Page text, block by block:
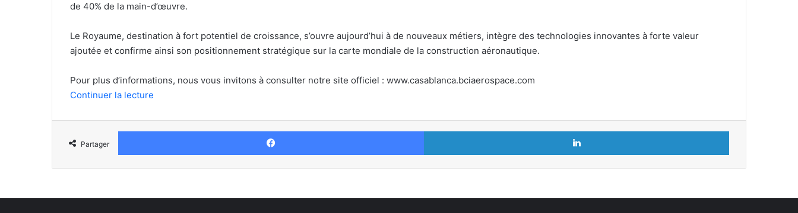
de 40% de la main-d’œuvre.
Le Royaume, destination à fort potentiel de croissance, s’ouvre aujourd’hui à de nouveaux métiers, intègre des technologies innovantes à forte valeur
ajoutée et confirme ainsi son positionnement stratégique sur la carte mondiale de la construction aéronautique.
Pour plus d’informations, nous vous invitons à consulter notre site officiel : www.casablanca.bciaerospace.com
Continuer la lecture
Partager
Facebook Linkedin